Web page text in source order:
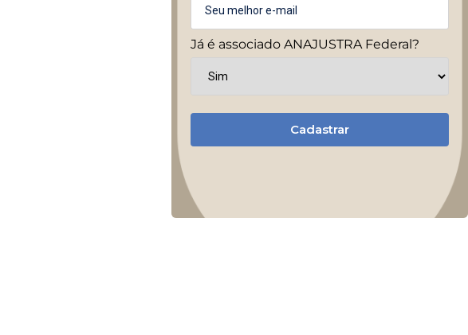
Já é associado ANAJUSTRA Federal?
Cadastrar